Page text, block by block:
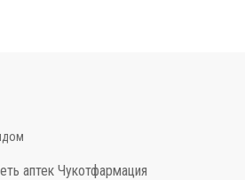
аптек Чукотфармация